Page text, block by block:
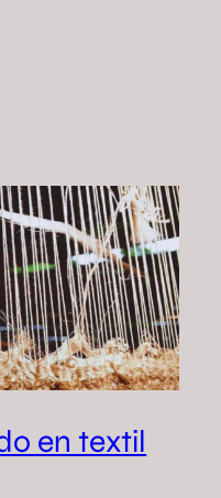
en textil